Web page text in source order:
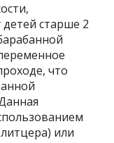
старше 2
что
или